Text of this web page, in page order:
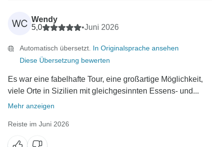
WC Wendy
5,0
•Juni 2026
Automatisch übersetzt. In Originalsprache ansehen
Diese Übersetzung bewerten
Es war eine fabelhafte Tour, eine großartige Möglichkeit,
viele Orte in Sizilien mit gleichgesinnten Essens- und...
Mehr anzeigen
Reiste im Juni 2026